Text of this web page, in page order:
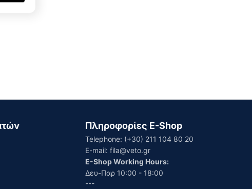
Πληροφορίες E-Shop
Telephone: (+30) 211 104 80 20
E-mail: fila@veto.gr
E-Shop Working Hours:
Δευ-Παρ 10:00 - 18:00
---